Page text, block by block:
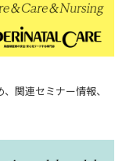
関連セミナー情報、